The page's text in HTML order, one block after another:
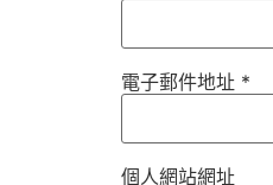
電子郵件地址 *
個人網站網址